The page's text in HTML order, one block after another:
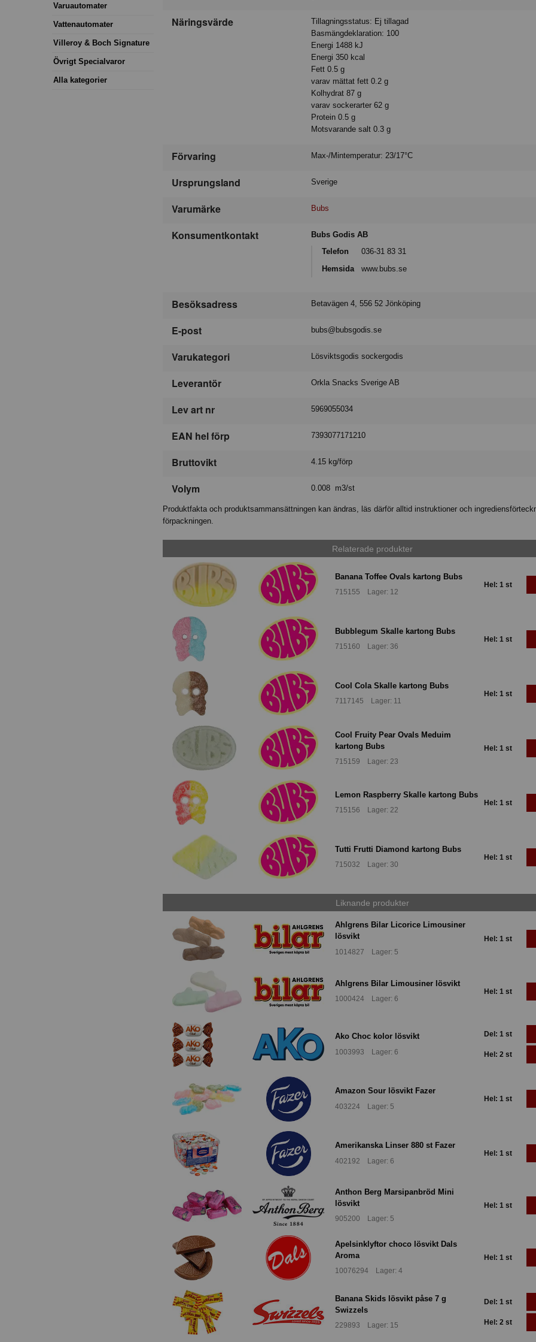
Varuautomater
Vattenautomater
Villeroy & Boch Signature
Övrigt Specialvaror
Alla kategorier
Näringsvärde
Tillagningsstatus: Ej tillagad
Basmängdeklaration: 100
Energi 1488 kJ
Energi 350 kcal
Fett 0.5 g
varav mättat fett 0.2 g
Kolhydrat 87 g
varav sockerarter 62 g
Protein 0.5 g
Motsvarande salt 0.3 g
Förvaring Max-/Mintemperatur: 23/17°C
Ursprungsland Sverige
Varumärke Bubs
Konsumentkontakt
Bubs Godis AB
Telefon
036-31 83 31
Hemsida
www.bubs.se
Besöksadress Betavägen 4, 556 52 Jönköping
E-post bubs@bubsgodis.se
Varukategori Lösviktsgodis sockergodis
Leverantör Orkla Snacks Sverige AB
Lev art nr 5969055034
EAN hel förp 7393077171210
Bruttovikt 4.15 kg/förp
Volym 0.008 m3/st
Produktfakta och produktsammansättningen kan ändras, läs därför alltid instruktioner och
förpackningen.
Relaterade produkter
Banana Toffee Ovals kartong Bubs
715155 Lager: 12
Hel: 1 st
Bubblegum Skalle kartong Bubs
715160 Lager: 36
Hel: 1 st
Cool Cola Skalle kartong Bubs
7117145 Lager: 11
Hel: 1 st
Cool Fruity Pear Ovals Meduim
kartong Bubs
715159 Lager: 23
Hel: 1 st
Lemon Raspberry Skalle kartong Bubs
715156 Lager: 22
Hel: 1 st
Tutti Frutti Diamond kartong Bubs
715032 Lager: 30
Hel: 1 st
Liknande produkter
Ahlgrens Bilar Licorice Limousiner
lösvikt
1014827 Lager: 5
Hel: 1 st
Ahlgrens Bilar Limousiner lösvikt
1000424 Lager: 6
Hel: 1 st
Ako Choc kolor lösvikt
1003993 Lager: 6
Del: 1 st
Hel: 2 st
Amazon Sour lösvikt Fazer
403224 Lager: 5
Hel: 1 st
Amerikanska Linser 880 st Fazer
402192 Lager: 6
Hel: 1 st
Anthon Berg Marsipanbröd Mini
lösvikt
905200 Lager: 5
Hel: 1 st
Apelsinklyftor choco lösvikt Dals
Aroma
10076294 Lager: 4
Hel: 1 st
Banana Skids lösvikt påse 7 g
Swizzels
229893 Lager: 15
Del: 1 st
Hel: 2 st